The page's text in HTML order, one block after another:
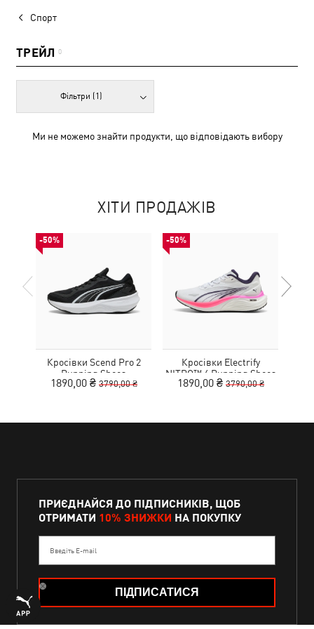
Спорт
ТРЕЙЛ 0
Фільтри (1)
Ми не можемо знайти продукти, що відповідають вибору
ХІТИ ПРОДАЖІВ
-50%
Кросівки Scend Pro 2
Running Shoes
1890,00 ₴ 3790,00 ₴
-50%
Кросівки Electrify
NITRO™ 4 Running Shoes
Youth
1890,00 ₴ 3790,00 ₴
ПРИЄДНАЙСЯ ДО ПІДПИСНИКІВ, ЩОБ
ОТРИМАТИ 10% ЗНИЖКИ НА ПОКУПКУ
Введіть E-mail
ПІДПИСАТИСЯ